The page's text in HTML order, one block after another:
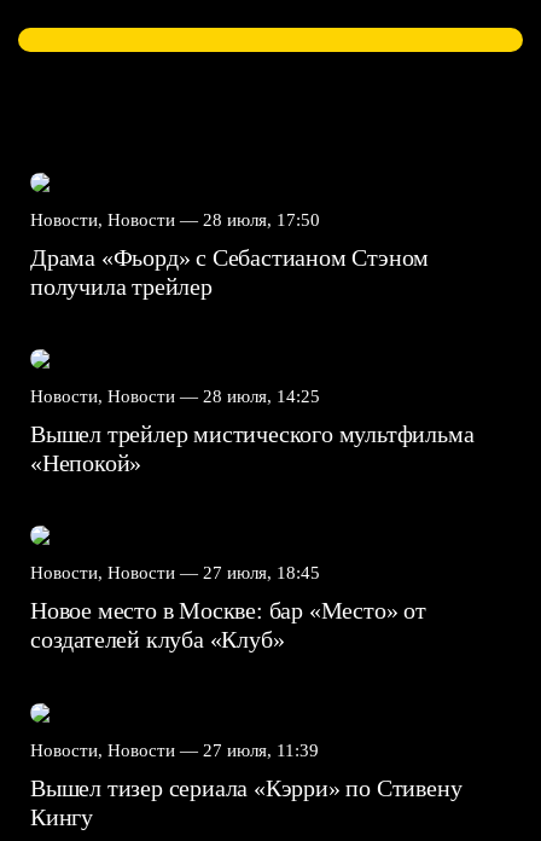
Новости, Новости — 28 июля, 17:50
Драма «Фьорд» с Себастианом Стэном
получила трейлер
Новости, Новости — 28 июля, 14:25
Вышел трейлер мистического мультфильма
«Непокой»
Новости, Новости — 27 июля, 18:45
Новое место в Москве: бар «Место» от
создателей клуба «Клуб»
Новости, Новости — 27 июля, 11:39
Вышел тизер сериала «Кэрри» по Стивену
Кингу